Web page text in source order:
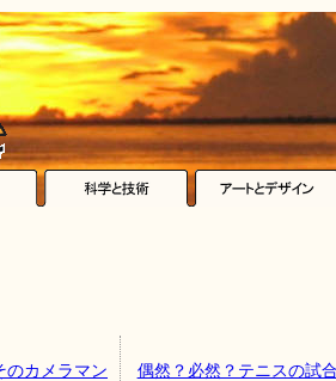
のカメラマン
偶然？必然？テニスの試